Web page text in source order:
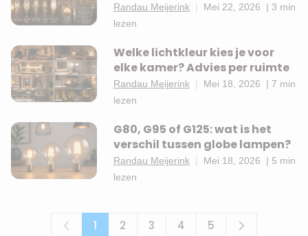
Randau Meijerink | Mei 22, 2026 | 3 min
lezen
Welke lichtkleur kies je voor
elke kamer? Advies per ruimte
Randau Meijerink | Mei 18, 2026 | 7 min
lezen
G80, G95 of G125: wat is het
verschil tussen globe lampen?
Randau Meijerink | Mei 18, 2026 | 5 min
lezen
U lees momenteel pagina
1 Pagina
2 Pagina
3 Pagina
4 Pagina
5